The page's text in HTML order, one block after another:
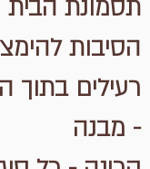
תסמונת
הסיבות
רעילים בתוך
- מבנה